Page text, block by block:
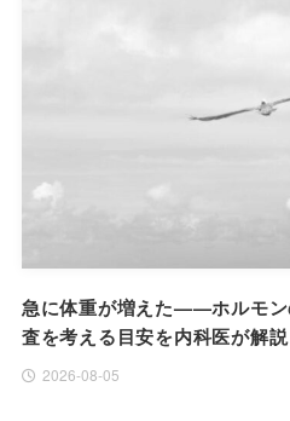
急に体重が増えた——ホルモン
査を考える目安を内科医が解説
2026-08-05